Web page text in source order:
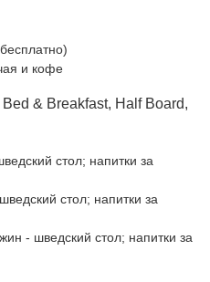
и кофе
Bed & Breakfast, Half Board,
стол; напитки за
стол; напитки за
- шведский стол; напитки за